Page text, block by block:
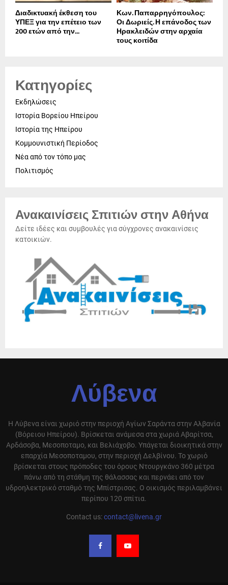
Διαδικτυακή έκθεση του
ΥΠΕΞ για την επέτειο των
200 ετών από την...
Κων. Παπαρρηγόπουλος:
Οι Δωριείς. Η επάνοδος των
Ηρακλειδών στην αρχαία
τους κοιτίδα
Κατηγορίες
Εκδηλώσεις
Ιστορία Βορείου Ηπείρου
Ιστορία της Ηπείρου
Κομμουνιστική Περίοδος
Νέα από τον τόπο μας
Πολιτισμός
Ανακαινίσεις Σπιτιών στην Αθήνα
Δείτε ιδέες και συμβουλές για σύγχρονες ανακαινίσεις
κατοικιών.
Λύβενα
Η Λύβενα είναι χωριό στην περιοχή Αγίων Σαράντα στην Αλβανία
(Βόρειου Ηπείρου). Βρίσκεται ανάμεσα στα χωριά Αβαρίτσα,
Αρδάσοβα, Μεσοποταμο, και Βελιάχοβο. Υπάγεται διοικητικά στην
επαρχία Μεσοποταμου, στην περιοχή Δελβίνου. Το χωριό
βρίσκεται στους πρόποδες του όρους Ντουργκάνο 360 μέτρα
πάνω από τη στάθμη της θάλασσας και περνάει από τον
υδροηλεκτρικό σταθμό της Μπίστρισας. Ο οικισμός περιλαμβάνει
περίπου 120 σπίτια.
Contact us:contact@livena.gr